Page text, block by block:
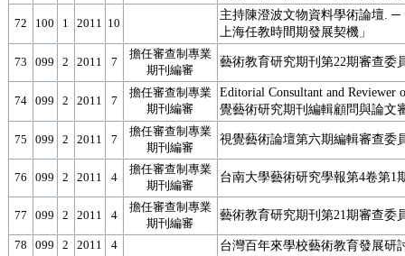
72 100 1 2011 10
主持陳澄波文物資料學術論壇.
上海任教時間期發展契機」
73 099 2 2011 7
擔任審查制專業
期刊編審
藝術教育研究期刊第22期審查委
74 099 2 2011 7
擔任審查制專業
期刊編審
Editorial Consultant and Reviewer
覺藝術研究期刊編輯顧問與論文
75 099 2 2011 7
擔任審查制專業
期刊編審
視覺藝術論壇第六期編輯審查委
76 099 2 2011 4
擔任審查制專業
期刊編審
台南大學藝術研究學報第4卷第1
77 099 2 2011 4
擔任審查制專業
期刊編審
藝術教育研究期刊第21期審查委
78 099 2 2011 4 台灣百年來學校藝術教育發展研